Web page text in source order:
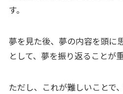
す。
夢を見た後、夢の内容を頭に
として、夢を振り返ることが
ただし、これが難しいことで